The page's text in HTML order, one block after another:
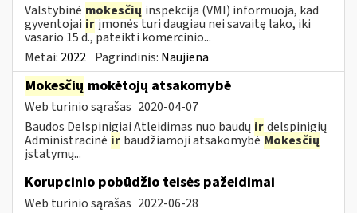
Valstybinė mokesčių inspekcija (VMI) informuoja, kad
gyventojai irįmonės turi daugiau nei savaitę lako, iki
vasario 15 d., pateikti komercinio...
Metai: 2022 Pagrindinis: Naujiena
Mokesčių mokėtojų atsakomybė
Web turinio sąrašas 2020-04-07
Baudos Delspinigiai Atleidimas nuo baudų irdelspinigių
Administracinė ir baudžiamoji atsakomybėMokesčių
įstatymų...
Korupcinio pobūdžio teisės pažeidimai
Web turinio sąrašas 2022-06-28